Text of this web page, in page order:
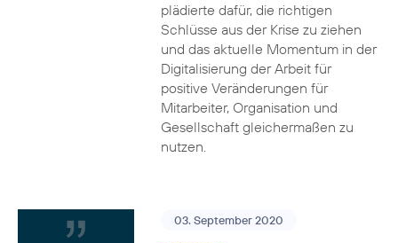
plädierte dafür, die richtigen
Schlüsse aus der Krise zu ziehen
und das aktuelle Momentum in der
Digitalisierung der Arbeit für
positive Veränderungen für
Mitarbeiter, Organisation und
Gesellschaft gleichermaßen zu
nutzen.
03. September 2020